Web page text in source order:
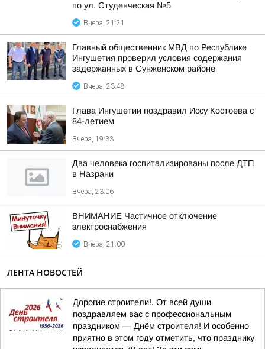
по ул. Студенческая №5
Вчера, 21:21
Главный общественник МВД по Республике
Ингушетия проверил условия содержания
задержанных в Сунженском районе
Вчера, 23:48
Глава Ингушетии поздравил Иссу Костоева с
84-летием
Вчера, 19:33
Два человека госпитализированы после ДТП
в Назрани
Вчера, 23:06
ВНИМАНИЕ Частичное отключение
электроснабжения
Вчера, 21:00
ЛЕНТА НОВОСТЕЙ
Дорогие строители!. От всей души
поздравляем вас с профессиональным
праздником — Днём строителя! И особенно
приятно в этом году отметить, что празднику